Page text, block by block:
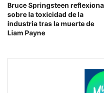
Bruce Springsteen reflexiona
sobre la toxicidad de la
industria tras la muerte de
Liam Payne